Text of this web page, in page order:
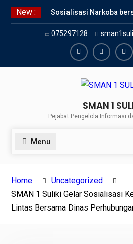
Skip
New :
Sosialisasi Narkoba
Kasat Reserve Narkoba
Kota
SMAN 1 Suliki Gelar
Keselamatan Berlalu
Lima Puluh Kota
Sementara 24 siswa
Suliki Tembus PTN
075297128
FacebookTwiter
SMAN 1
Pejabat Pengelola Informasi
Menu
Home
Uncategorized
SMAN 1 Suliki Gelar Sosialisasi
Lintas Bersama Dinas